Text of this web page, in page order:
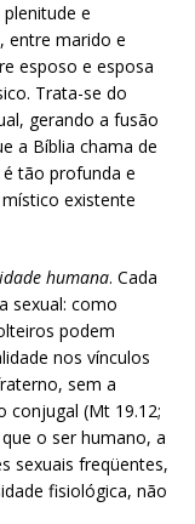
e
entre marido e
esposo e esposa
Trata-se do
gerando a fusão
a Bíblia chama de
é tão profunda e
existente
humana. Cada
sexual: como
podem
nos vínculos
sem a
conjugal (Mt 19.12;
o ser humano, a
sexuais freqüentes,
fisiológica, não